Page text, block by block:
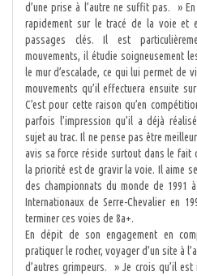
d’une prise à l’autre ne suffit pas. »
rapidement sur le tracé de la voie et
passages clés. Il est
mouvements, il étudie soigneusement
le mur d’escalade, ce qui lui permet de
mouvements qu’il effectuera ensuite
C’est pour cette raison qu’en
parfois l’impression qu’il a déjà
sujet au trac. Il ne pense pas être
avis sa force réside surtout dans le fait
la priorité est de gravir la voie. Il aime
des championnats du monde de 1991
Internationaux de Serre-Chevalier en
terminer ces voies de 8a+.
En dépit de son engagement en
pratiquer le rocher, voyager d’un site à
d’autres grimpeurs. » Je crois qu’il